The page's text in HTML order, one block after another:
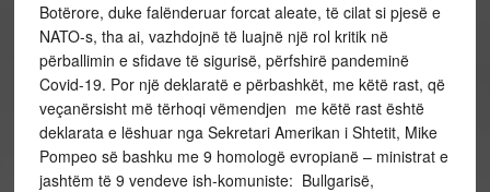
Botërore, duke falënderuar forcat aleate, të cilat si pjesë e
NATO-s, tha ai, vazhdojnë të luajnë një rol kritik në
përballimin e sfidave të sigurisë, përfshirë pandeminë
Covid-19. Por një deklaratë e përbashkët, me këtë rast, që
veçanërsisht më tërhoqi vëmendjen me këtë rast është
deklarata e lëshuar nga Sekretari Amerikan i Shtetit, Mike
Pompeo së bashku me 9 homologë evropianë – ministrat e
jashtëm të 9 vendeve ish-komuniste: Bullgarisë,